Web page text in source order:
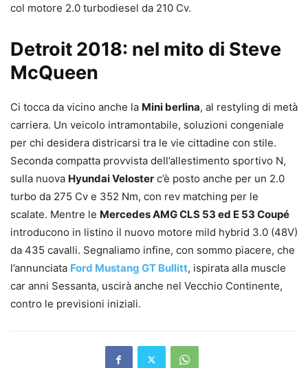
col motore 2.0 turbodiesel da 210 Cv.
Detroit 2018: nel mito di Steve
McQueen
Ci tocca da vicino anche la Mini berlina, al restyling di metà
carriera. Un veicolo intramontabile, soluzioni congeniale
per chi desidera districarsi tra le vie cittadine con stile.
Seconda compatta provvista dell’allestimento sportivo N,
sulla nuova Hyundai Veloster c’è posto anche per un 2.0
turbo da 275 Cv e 352 Nm, con rev matching per le
scalate. Mentre le Mercedes AMG CLS 53 ed E 53 Coupé
introducono in listino il nuovo motore mild hybrid 3.0 (48V)
da 435 cavalli. Segnaliamo infine, con sommo piacere, che
l’annunciata Ford Mustang GT Bullitt, ispirata alla muscle
car anni Sessanta, uscirà anche nel Vecchio Continente,
contro le previsioni iniziali.